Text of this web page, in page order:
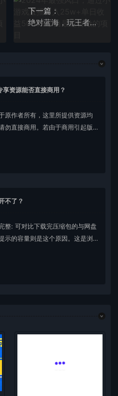
下一篇：
绝对蓝海，玩王者荣耀赚钱，单账号日入1000+，全民项目
资源能否直接商用？
原作者所有，这里所提供资源均
勿直接商用。若由于商用引起版
不了？
整: 可对比下载完压缩包的与网盘
示的容量则是这个原因。这是浏